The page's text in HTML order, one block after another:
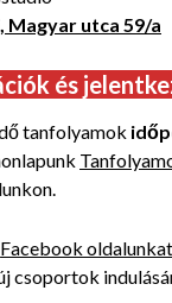
Magyar utca 59/a
és
tanfolyamok
Facebook oldalunkat
csoportok